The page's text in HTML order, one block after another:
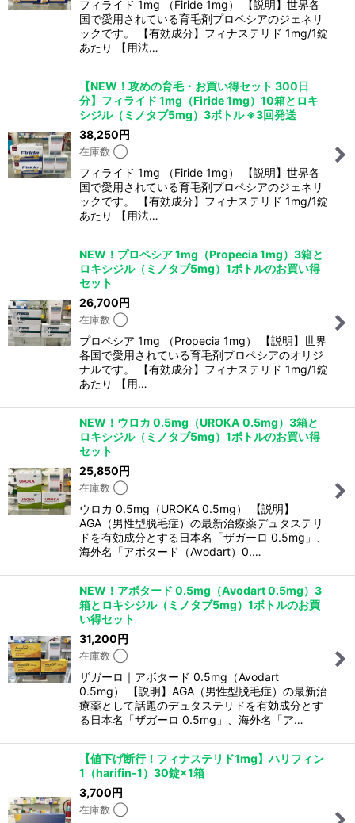
フィライド 1mg （Firide 1mg） 【説明】世界各
国で愛用されている育毛剤プロペシアのジェネリ
ックです。 【有効成分】フィナステリド 1mg/1錠
あたり 【用法…
【NEW！攻めの育毛・お買い得セット 300日
分】フィライド 1mg（Firide 1mg）10箱とロキ
シジル（ミノタブ5mg）3ボトル ※3回発送
38,250円
在庫数 ◯
フィライド 1mg （Firide 1mg） 【説明】世界各
国で愛用されている育毛剤プロペシアのジェネリ
ックです。 【有効成分】フィナステリド 1mg/1錠
あたり 【用法…
NEW！プロペシア 1mg（Propecia 1mg）3箱と
ロキシジル（ミノタブ5mg）1ボトルのお買い得
セット
26,700円
在庫数 ◯
プロペシア 1mg （Propecia 1mg） 【説明】世界
各国で愛用されている育毛剤プロペシアのオリジ
ナルです。 【有効成分】フィナステリド 1mg/1錠
あたり 【用…
NEW！ウロカ 0.5mg（UROKA 0.5mg）3箱と
ロキシジル（ミノタブ5mg）1ボトルのお買い得
セット
25,850円
在庫数 ◯
ウロカ 0.5mg（UROKA 0.5mg） 【説明】
AGA（男性型脱毛症）の最新治療薬デュタステリ
ドを有効成分とする日本名「ザガーロ 0.5mg」、
海外名「アボタード（Avodart）0.…
NEW！アボタード 0.5mg（Avodart 0.5mg）3
箱とロキシジル（ミノタブ5mg）1ボトルのお買
い得セット
31,200円
在庫数 ◯
ザガーロ｜アボタード 0.5mg（Avodart
0.5mg） 【説明】AGA（男性型脱毛症）の最新治
療薬として話題のデュタステリドを有効成分とす
る日本名「ザガーロ 0.5mg」、海外名「ア…
【値下げ断行！フィナステリド1mg】ハリフィン
1（harifin-1）30錠×1箱
3,700円
在庫数 ◯